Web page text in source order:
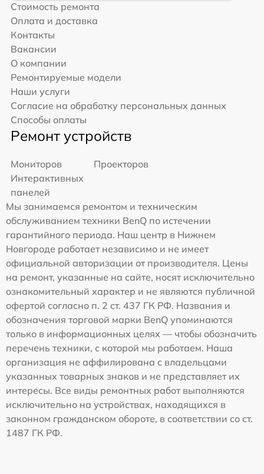
Стоимость ремонта
Оплата и доставка
Контакты
Вакансии
О компании
Ремонтируемые модели
Наши услуги
Согласие на обработку персональных данных
Способы оплаты
Ремонт устройств
Мониторов
Проекторов
Интерактивных
панелей
Мы занимаемся ремонтом и техническим
обслуживанием техники BenQ по истечении
гарантийного периода. Наш центр в Нижнем
Новгороде работает независимо и не имеет
официальной авторизации от производителя. Цены
на ремонт, указанные на сайте, носят исключительно
ознакомительный характер и не являются публичной
офертой согласно п. 2 ст. 437 ГК РФ. Названия и
обозначения торговой марки BenQ упоминаются
только в информационных целях — чтобы обозначить
перечень техники, с которой мы работаем. Наша
организация не аффилирована с владельцами
указанных товарных знаков и не представляет их
интересы. Все виды ремонтных работ выполняются
исключительно на устройствах, находящихся в
законном гражданском обороте, в соответствии со ст.
1487 ГК РФ.